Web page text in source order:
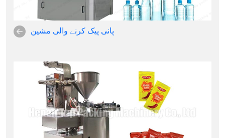
پانی پیک کرنے والی مشین